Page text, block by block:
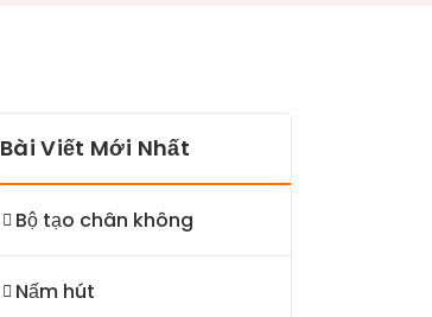
Bài Viết Mới Nhất
Bộ tạo chân không
Nấm hút